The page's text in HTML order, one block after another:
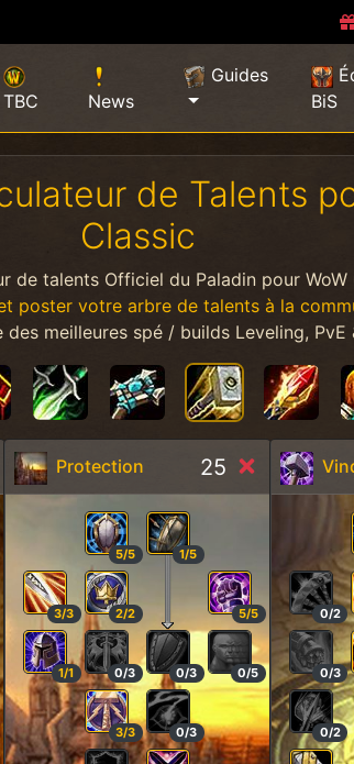
TBC News
Guides
BiS
de Talents
Classic
de talents Officiel du Paladin pour WoW
poster votre arbre de talents à la
des meilleures spé / builds Leveling, PvE
Protection 25
5/5 1/5
3/3 2/2 5/5
1/1 0/3 0/3 0/5
3/3 0/3
0/2
0/3
0/2